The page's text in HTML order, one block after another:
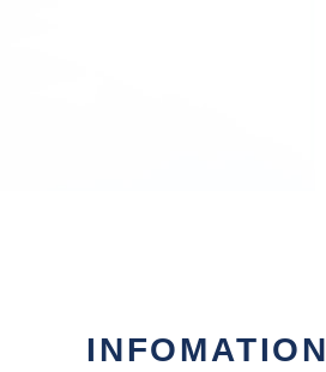
INFOMATION